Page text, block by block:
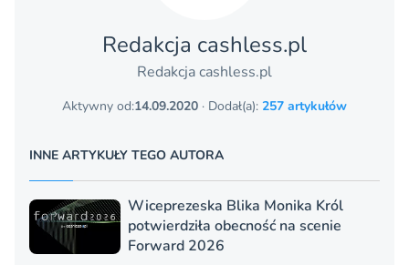
Redakcja cashless.pl
Redakcja cashless.pl
Aktywny od:14.09.2020 · Dodał(a): 257 artykułów
INNE ARTYKUŁY TEGO AUTORA
Wiceprezeska Blika Monika Król
potwierdziła obecność na scenie
Forward 2026